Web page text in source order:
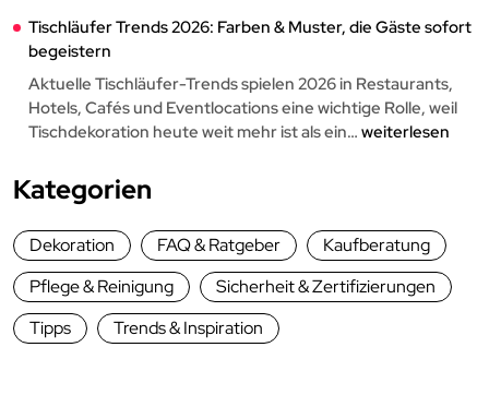
Kaufberatung
für
Hotels
&
Events:
Leinen
im
Vergleich
Tischläufer Trends 2026: Farben & Muster, die Gäste sofort
begeistern
Aktuelle Tischläufer-Trends spielen 2026 in Restaurants,
Hotels, Cafés und Eventlocations eine wichtige Rolle, weil
Tischdekoration heute weit mehr ist als ein… Tischläufer
&
Muster,
die
Gäste
weiterlesen
Kategorien
Dekoration FAQ & Ratgeber
Kaufberatung
Pflege & Reinigung
Sicherheit & Zertifizierungen
Tipps
Trends & Inspiration